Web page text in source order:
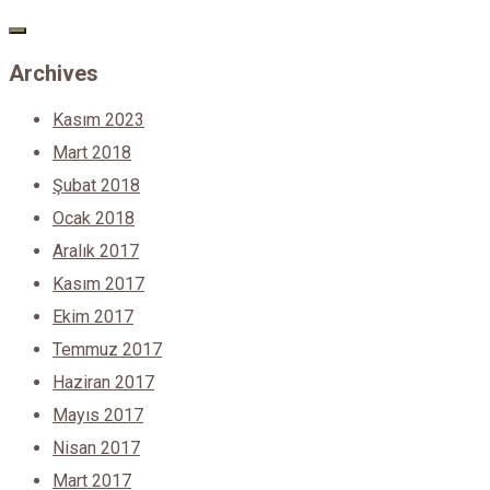
Archives
Kasım 2023
Mart 2018
Şubat 2018
Ocak 2018
Aralık 2017
Kasım 2017
Ekim 2017
Temmuz 2017
Haziran 2017
Mayıs 2017
Nisan 2017
Mart 2017